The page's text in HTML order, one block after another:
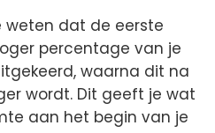
weten dat de eerste
percentage van je
waarna dit na
wordt. Dit geeft je wat
aan het begin van je